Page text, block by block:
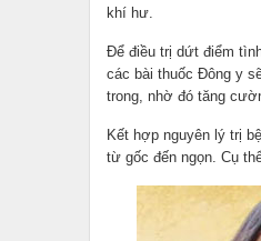
khí hư.
Để điều trị dứt điểm
các bài thuốc Đông y
trong, nhờ đó tăng
Kết hợp nguyên lý trị
từ gốc đến ngọn. Cụ